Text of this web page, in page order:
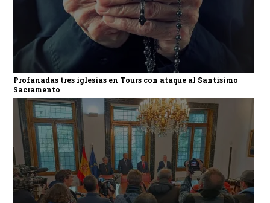
Profanadas tres iglesias en Tours con ataque al Santísimo
Sacramento